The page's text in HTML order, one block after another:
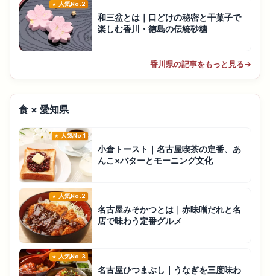
人気No.2
和三盆とは｜口どけの秘密と干菓子で
楽しむ香川・徳島の伝統砂糖
香川県の記事をもっと見る→
食 × 愛知県
人気No.1
小倉トースト｜名古屋喫茶の定番、あ
んこ×バターとモーニング文化
人気No.2
名古屋みそかつとは｜赤味噌だれと名
店で味わう定番グルメ
人気No.3
名古屋ひつまぶし｜うなぎを三度味わ